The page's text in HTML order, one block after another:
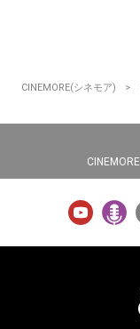
CINEMORE(シネモア)